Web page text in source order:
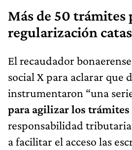
Más de 50 trámites
regularización
El recaudador
social X para aclarar que
instrumentaron “una
para agilizar los trámites
responsabilidad
a facilitar el acceso las